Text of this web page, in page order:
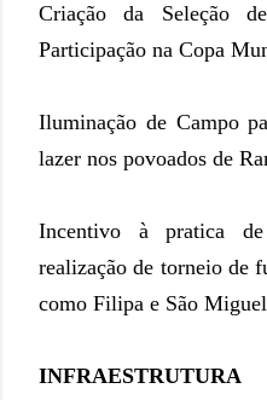
Criação da Seleção
Participação na Copa
Iluminação de Campo
lazer nos povoados de
Incentivo à pratica
realização de torneio de
como Filipa e São
INFRAESTRUTURA